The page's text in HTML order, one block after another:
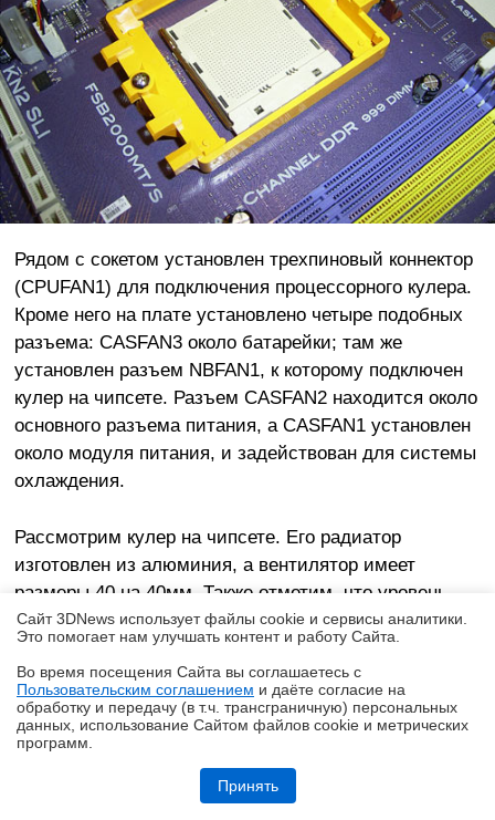
Ryzen и двухранговая DDR5: проверяем комплект G.Skill Trident Z5
Рядом с сокетом установлен трехпиновый коннектор
(CPUFAN1) для подключения процессорного кулера.
Кроме него на плате установлено четыре подобных
разъема: CASFAN3 около батарейки; там же
установлен разъем NBFAN1, к которому подключен
кулер на чипсете. Разъем CASFAN2 находится около
основного разъема питания, а CASFAN1 установлен
около модуля питания, и задействован для системы
охлаждения.
Рассмотрим кулер на чипсете. Его радиатор
изготовлен из алюминия, а вентилятор имеет
размеры 40 на 40мм. Также отметим, что уровень
шума вентилятора не мешает комфортной работе
(возможно, пока подшипник еще свежий).
Сайт 3DNews использует файлы cookie и сервисы аналитики.
Это помогает нам улучшать контент и работу Cайта.
Во время посещения Cайта вы соглашаетесь с
Пользовательским соглашением и даёте согласие на
обработку и передачу (в т.ч. трансграничную) персональных
данных, использование Cайтом файлов cookie и метрических
программ.
Принять